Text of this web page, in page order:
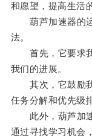
和愿望，提高生活
葫芦加速器的运
法。
首先，它要求我
我们的进展。
其次，它鼓励我
任务分解和优先级
此外，葫芦加速
通过寻找学习机会